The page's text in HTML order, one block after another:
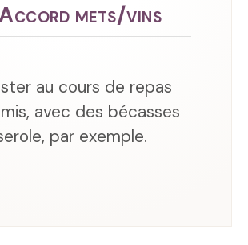
mets/vins
au cours de repas
avec des bécasses
par exemple.